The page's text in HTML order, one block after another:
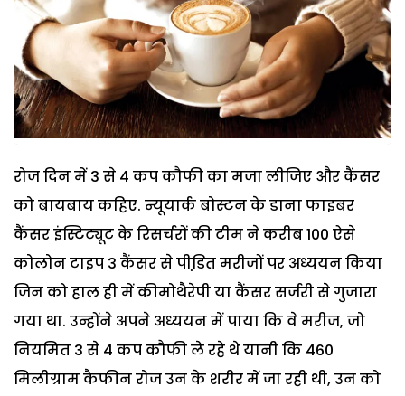
रोज दिन में 3 से 4 कप कौफी का मजा लीजिए और कैंसर
को बायबाय कहिए. न्यूयार्क बोस्टन के डाना फाइबर
कैंसर इंस्टिट्यूट के रिसर्चरों की टीम ने करीब 100 ऐसे
कोलोन टाइप 3 कैंसर से पीडि़त मरीजों पर अध्ययन किया
जिन को हाल ही में कीमोथैरेपी या कैंसर सर्जरी से गुजारा
गया था. उन्होंने अपने अध्ययन में पाया कि वे मरीज, जो
नियमित 3 से 4 कप कौफी ले रहे थे यानी कि 460
मिलीग्राम कैफीन रोज उन के शरीर में जा रही थी, उन को